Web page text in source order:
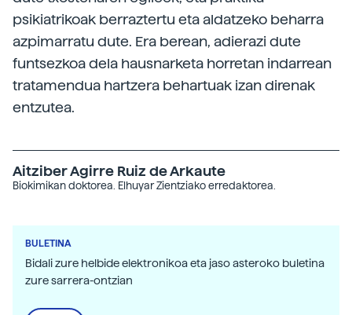
psikiatrikoak berraztertu eta aldatzeko beharra
azpimarratu dute. Era berean, adierazi dute
funtsezkoa dela hausnarketa horretan indarrean
tratamendua hartzera behartuak izan direnak
entzutea.
Aitziber Agirre Ruiz de Arkaute
Biokimikan doktorea. Elhuyar Zientziako erredaktorea.
BULETINA
Bidali zure helbide elektronikoa eta jaso asteroko buletina
zure sarrera-ontzian